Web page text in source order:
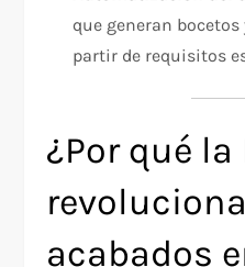
que generan
partir de requisitos
¿Por qué la
acabados